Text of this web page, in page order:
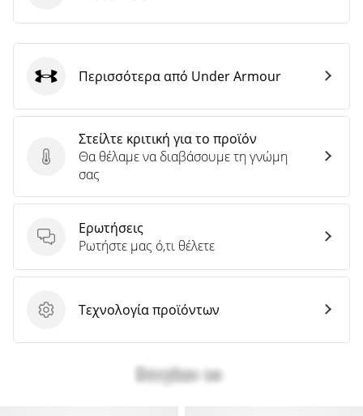
Στείλτε κριτική για το προϊόν
Στείλτε κριτική για το προϊόν
Θα θέλαμε να διαβάσουμε τη γνώμη
σας
Ερωτήσεις
Ερωτήσεις
Ρωτήστε μας ό,τι θέλετε
Τεχνολογία προϊόντων
Τεχνολογία προϊόντων
Under Armour
Περισσότερα από Under Armour